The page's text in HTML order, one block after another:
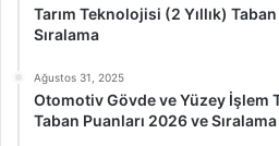
Tarım Teknolojisi (2 Yıllık)
Sıralama
Ağustos 31, 2025
Otomotiv Gövde ve Yüzey İşlem
Taban Puanları 2026 ve Sıralama